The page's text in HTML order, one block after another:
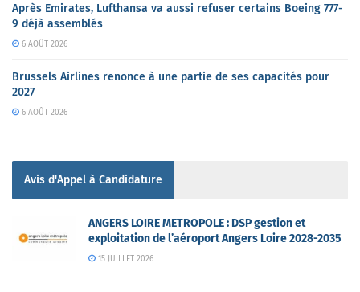
Après Emirates, Lufthansa va aussi refuser certains Boeing 777-
9 déjà assemblés
6 AOÛT 2026
Brussels Airlines renonce à une partie de ses capacités pour
2027
6 AOÛT 2026
Avis d'Appel à Candidature
ANGERS LOIRE METROPOLE : DSP gestion et
exploitation de l’aéroport Angers Loire 2028-2035
15 JUILLET 2026